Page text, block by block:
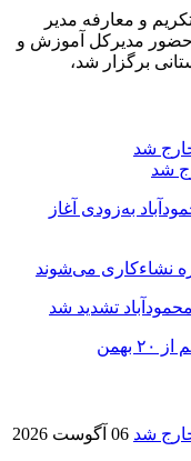
و معارفه مدیر
حضور مدیرکل آموزش و
برگزار شد،
مگاواتی محمودآباد به‌زودی آغاز
تشدید شد
06 آگوست 2026